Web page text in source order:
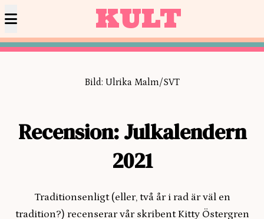
KULT
Bild: Ulrika Malm/SVT
Recension: Julkalendern
2021
Traditionsenligt (eller, två år i rad är väl en
tradition?) recenserar vår skribent Kitty Östergren